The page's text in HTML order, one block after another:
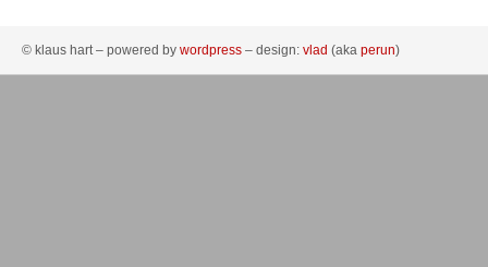
© klaus hart – powered by wordpress – design: vlad (aka perun)